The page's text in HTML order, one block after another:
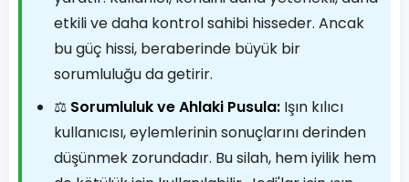
etkili ve daha kontrol sahibi hisseder. Ancak
bu güç hissi, beraberinde büyük bir
sorumluluğu da getirir.
⚖️ Sorumluluk ve Ahlaki Pusula: Işın kılıcı
kullanıcısı, eylemlerinin sonuçlarını derinden
düşünmek zorundadır. Bu silah, hem iyilik hem